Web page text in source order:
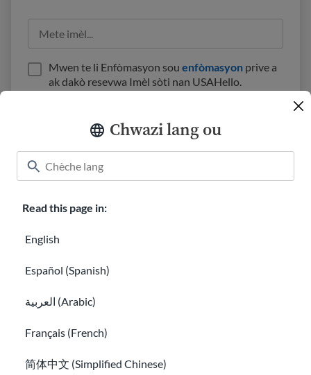
Chwazi lang ou
Read this page in:
English
Español (Spanish)
العربية (Arabic)
Français (French)
简体中文 (Simplified Chinese)
Mwen te li Enfòmasyon sou enfòmasyon prive a
ak dakò resevwa Imèl sòti nan USAHello.
Règleman sou enfòmasyon prive
Ou kapab pou kopye ak redistribiye materyèl san pwoblèm